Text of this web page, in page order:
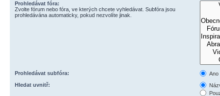
Prohledávat fóra:
Zvolte fórum nebo fóra, ve kterých chcete vyhledávat. Subfóra jsou
prohledávána automaticky, pokud nezvolíte jinak.
Prohledávat subfóra:
Ano
Hledat uvnitř: